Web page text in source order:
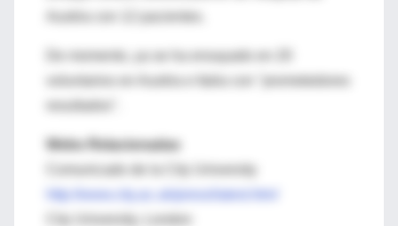
De momento, ya se ha ensayado en 20
Webs Relacionadas